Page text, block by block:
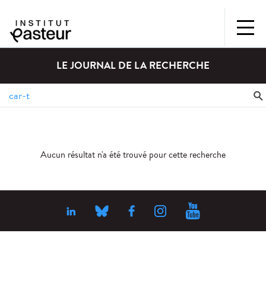
LE JOURNAL DE LA RECHERCHE
Aucun résultat n'a été trouvé pour cette recherche